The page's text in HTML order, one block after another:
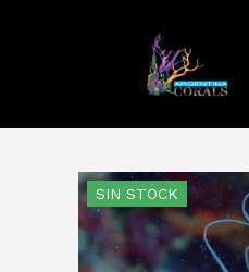
SIN STOCK